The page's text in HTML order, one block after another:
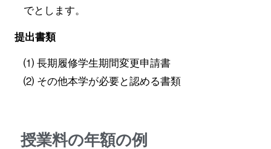
でとします。
提出書類
⑴ 長期履修学生期間変更申請書
⑵ その他本学が必要と認める書類
授業料の年額の例